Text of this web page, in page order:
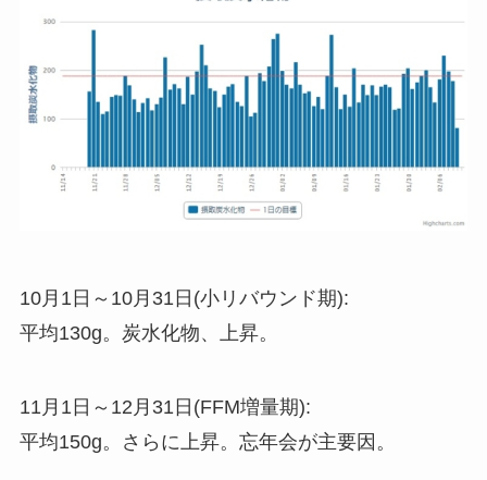
10月1日～10月31日(小リバウンド期):
平均130g。炭水化物、上昇。
11月1日～12月31日(FFM増量期):
平均150g。さらに上昇。忘年会が主要因。